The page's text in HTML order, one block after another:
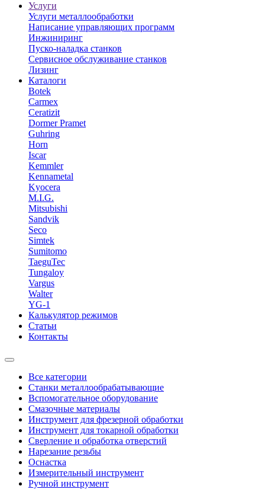
Услуги
Услуги металлообработки
Написание управляющих программ
Инжиниринг
Пуско-наладка станков
Сервисное обслуживание станков
Лизинг
Каталоги
Botek
Carmex
Ceratizit
Dormer Pramet
Guhring
Horn
Iscar
Kemmler
Kennametal
Kyocera
M.I.G.
Mitsubishi
Sandvik
Seco
Simtek
Sumitomo
TaeguTec
Tungaloy
Vargus
Walter
YG-1
Калькулятор режимов
Статьи
Контакты
Все категории
Станки металлообрабатывающие
Вспомогательное оборудование
Смазочные материалы
Инструмент для фрезерной обработки
Инструмент для токарной обработки
Сверление и обработка отверстий
Нарезание резьбы
Оснастка
Измерительный инструмент
Ручной инструмент